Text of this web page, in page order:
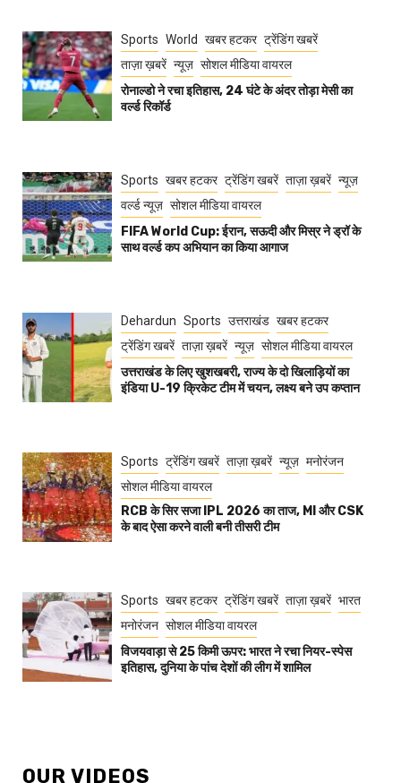
Sports World खबर हटकर ट्रेंडिंग खबरें
ताज़ा ख़बरें न्यूज़ सोशल मीडिया वायरल
रोनाल्डो ने रचा इतिहास, 24 घंटे के अंदर तोड़ा मेसी का
वर्ल्ड रिकॉर्ड
Sports खबर हटकर ट्रेंडिंग खबरें ताज़ा ख़बरें न्यूज़
वर्ल्ड न्यूज़ सोशल मीडिया वायरल
FIFA World Cup: ईरान, सऊदी और मिस्र ने ड्रॉ के
साथ वर्ल्ड कप अभियान का किया आगाज
Dehardun Sports उत्तराखंड खबर हटकर
ट्रेंडिंग खबरें ताज़ा ख़बरें न्यूज़ सोशल मीडिया वायरल
उत्तराखंड के लिए खुशखबरी, राज्य के दो खिलाड़ियों का
इंडिया U-19 क्रिकेट टीम में चयन, लक्ष्य बने उप कप्तान
Sports ट्रेंडिंग खबरें ताज़ा ख़बरें न्यूज़ मनोरंजन
सोशल मीडिया वायरल
RCB के सिर सजा IPL 2026 का ताज, MI और CSK
के बाद ऐसा करने वाली बनी तीसरी टीम
Sports खबर हटकर ट्रेंडिंग खबरें ताज़ा ख़बरें भारत
मनोरंजन सोशल मीडिया वायरल
विजयवाड़ा से 25 किमी ऊपर: भारत ने रचा नियर-स्पेस
इतिहास, दुनिया के पांच देशों की लीग में शामिल
OUR VIDEOS